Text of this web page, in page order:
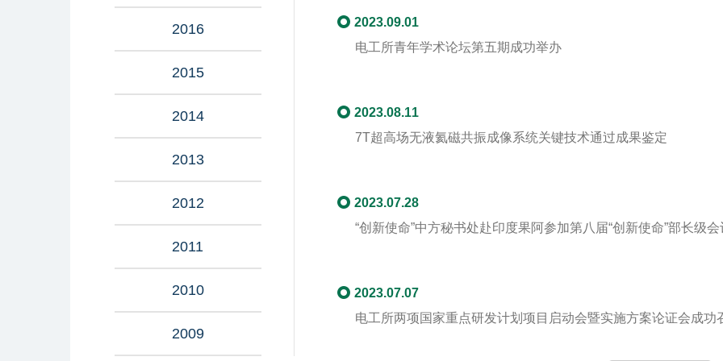
2016
2015
2014
2013
2012
2011
2010
2009
2023.09.01
电工所青年学术论坛第五期成功举办
2023.08.11
7T超高场无液氦磁共振成像系统关键技术通过成果鉴定
2023.07.28
“创新使命”中方秘书处赴印度果阿参加第八届“创新使命”部长级会
2023.07.07
电工所两项国家重点研发计划项目启动会暨实施方案论证会成功